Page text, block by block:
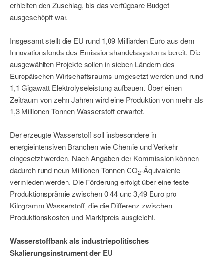
erhielten den Zuschlag, bis das verfügbare Budget
ausgeschöpft war.
Insgesamt stellt die EU rund 1,09 Milliarden Euro aus dem
Innovationsfonds des Emissionshandelssystems bereit. Die
ausgewählten Projekte sollen in sieben Ländern des
Europäischen Wirtschaftsraums umgesetzt werden und rund
1,1 Gigawatt Elektrolyseleistung aufbauen. Über einen
Zeitraum von zehn Jahren wird eine Produktion von mehr als
1,3 Millionen Tonnen Wasserstoff erwartet.
Der erzeugte Wasserstoff soll insbesondere in
energieintensiven Branchen wie Chemie und Verkehr
eingesetzt werden. Nach Angaben der Kommission können
dadurch rund neun Millionen Tonnen CO2-Äquivalente
vermieden werden. Die Förderung erfolgt über eine feste
Produktionsprämie zwischen 0,44 und 3,49 Euro pro
Kilogramm Wasserstoff, die die Differenz zwischen
Produktionskosten und Marktpreis ausgleicht.
Wasserstoffbank als industriepolitisches
Skalierungsinstrument der EU